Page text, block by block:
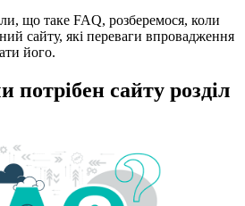
що таке FAQ, розберемося, коли
сайту, які переваги впровадження
його.
потрібен сайту розділ